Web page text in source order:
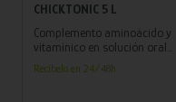
CHICKTONIC 5 L
Complemento aminoácido y
vitamínico en solución oral
para bovino, porcino, ovino,
caprino, equino, aves y conejo
Recíbelo en 24/48h